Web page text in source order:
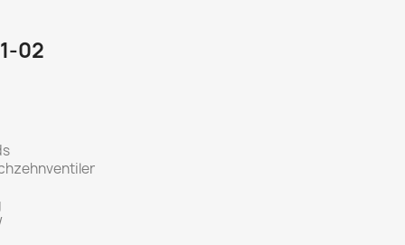
02